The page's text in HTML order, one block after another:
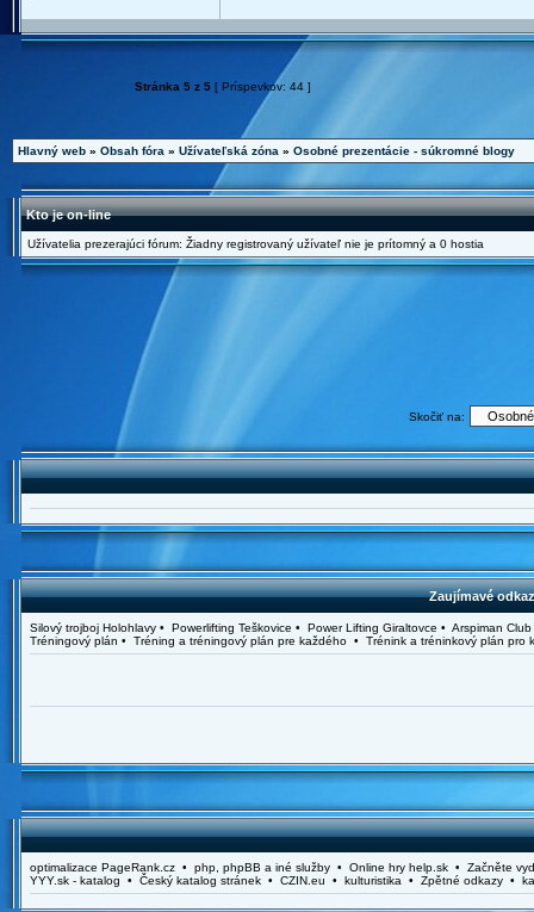
Stránka 5 z 5 [ Príspevkov: 44 ]
Hlavný web » Obsah fóra » Užívateľská zóna » Osobné prezentácie - súkromné blogy
Kto je on-line
Užívatelia prezerajúci fórum: Žiadny registrovaný užívateľ nie je prítomný a 0 hostia
Skočiť na:
Zaujímavé
Silový trojboj Holohlavy • Powerlifting Teškovice • Power Lifting Giraltovce • Arspiman
Tréningový plán • Tréning a tréningový plán pre každého • Trénink a tréninkový plán pro
optimalizace PageRank.cz • php, phpBB a iné služby • Online hry help.sk • Začněte
YYY.sk - katalog • Český katalog stránek • CZIN.eu • kulturistika • Zpětné odkazy •